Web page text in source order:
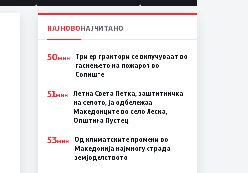
НАЈНОВОНАЈЧИТАНО
50МИН
Три ер трактори се вклучуваат во
гаснењето на пожарот во
Сопиште
51МИН
Летна Света Петка, заштитничка
на селото, ја одбележаа
Македонците во село Леска,
Општина Пустец
53МИН
Од климатските промени во
Македонија најмногу страда
земјоделството